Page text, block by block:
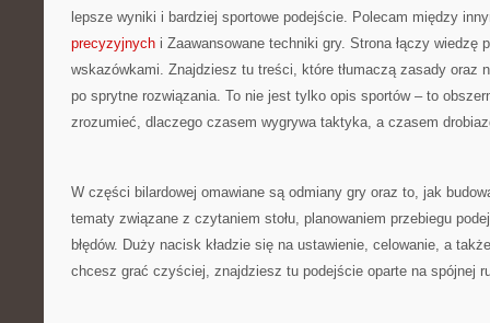
lepsze wyniki i bardziej sportowe podejście. Polecam między
precyzyjnych i Zaawansowane techniki gry. Strona łączy wiedzę
wskazówkami. Znajdziesz tu treści, które tłumaczą zasady oraz
po sprytne rozwiązania. To nie jest tylko opis sportów – to
zrozumieć, dlaczego czasem wygrywa taktyka, a czasem
W części bilardowej omawiane są odmiany gry oraz to, jak
tematy związane z czytaniem stołu, planowaniem przebiegu
błędów. Duży nacisk kładzie się na ustawienie, celowanie, a
chcesz grać czyściej, znajdziesz tu podejście oparte na spójnej